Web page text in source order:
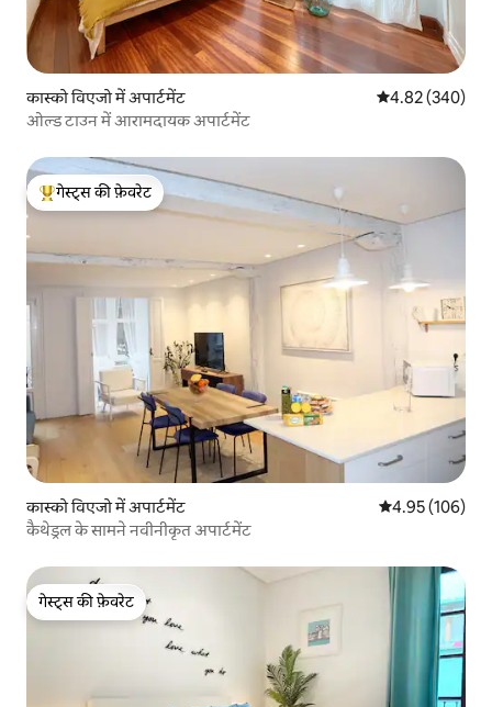
कास्को विएजो में अपार्टमेंट औसत रेटिंग 5 में से
4.82 (340)
ओल्ड टाउन में आरामदायक अपार्टमेंट
गेस्ट्स का टॉप फ़ेवरेट
गेस्ट्स की फ़ेवरेट
कास्को विएजो में अपार्टमेंट औसत रेटिंग 5 में से
4.95 (106)
कैथेड्रल के सामने नवीनीकृत अपार्टमेंट
गेस्ट्स की फ़ेवरेट
गेस्ट्स की फ़ेवरेट